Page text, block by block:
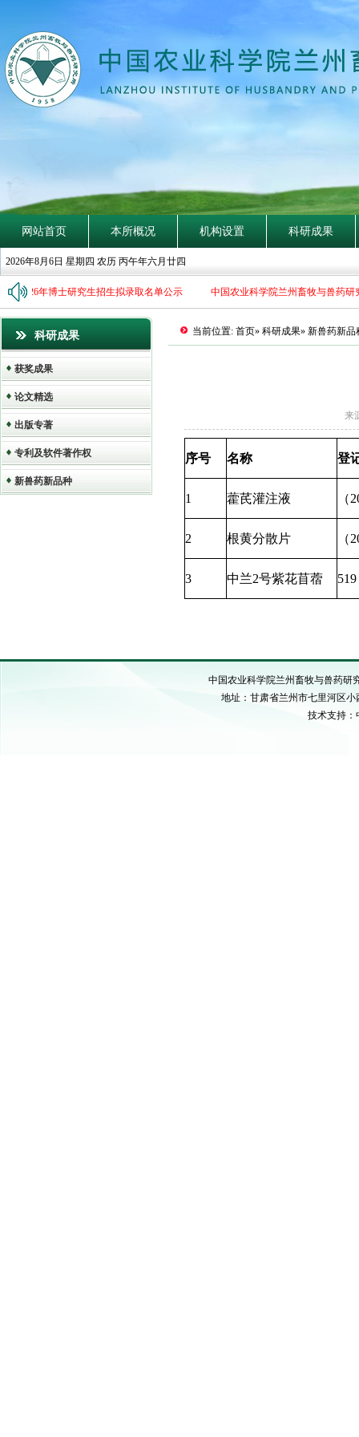
网站首页 本所概况 机构设置 科研成果
2026年8月6日 星期四 农历 丙午年六月廿四
2026年博士研究生招生拟录取名单公示 中国农业科学院兰州畜牧与兽药研
科研成果
获奖成果
论文精选
出版专著
专利及软件著作权
新兽药新品种
当前位置: 首页» 科研成果» 新兽药新品
来
序号 名称 登
1 藿芪灌注液 （
2 根黄分散片 （
3 中兰2号紫花苜蓿 519
中国农业科学院兰州畜牧与兽药研
地址：甘肃省兰州市七里河区小
技术支持